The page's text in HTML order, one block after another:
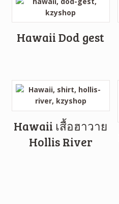
Hawaii Dod gest
Hawaii เสื้อฮาวาย
Hollis River